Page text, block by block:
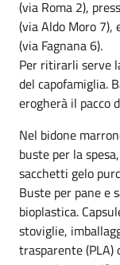
(via Roma 2),
(via Aldo Moro 7),
(via Fagnana 6).
Per ritirarli serve
del capofamiglia.
erogherà il pacco
Nel bidone
buste per la
sacchetti gelo
Buste per pane e
bioplastica.
stoviglie,
trasparente